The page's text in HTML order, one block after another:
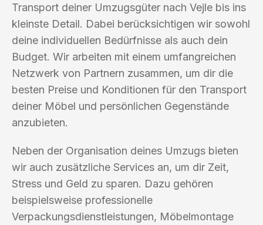
Transport deiner Umzugsgüter nach Vejle bis ins
kleinste Detail. Dabei berücksichtigen wir sowohl
deine individuellen Bedürfnisse als auch dein
Budget. Wir arbeiten mit einem umfangreichen
Netzwerk von Partnern zusammen, um dir die
besten Preise und Konditionen für den Transport
deiner Möbel und persönlichen Gegenstände
anzubieten.
Neben der Organisation deines Umzugs bieten
wir auch zusätzliche Services an, um dir Zeit,
Stress und Geld zu sparen. Dazu gehören
beispielsweise professionelle
Verpackungsdienstleistungen, Möbelmontage